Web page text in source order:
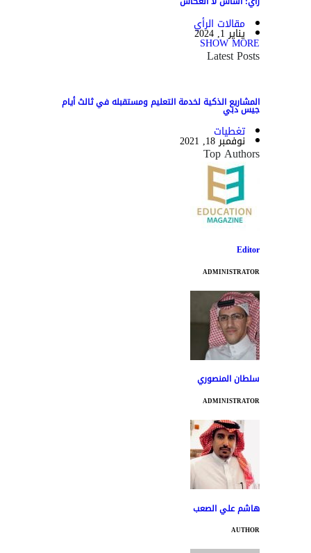
مقالات الرأي
يناير 1, 2024
SHOW MORE
Latest Posts
المشاريع الذكية لخدمة التعليم ومستقبله في ثالث أيام
جيس دبي
تغطيات
نوفمبر 18, 2021
Top Authors
Editor
ADMINISTRATOR
سلطان المنصوري
ADMINISTRATOR
هاشم علي الصعب
AUTHOR